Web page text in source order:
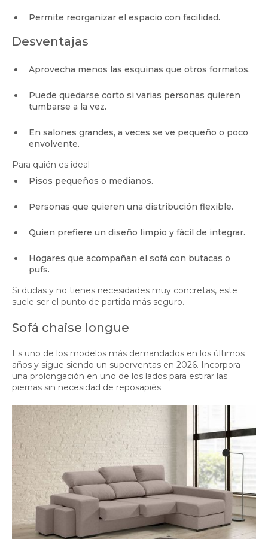
Permite reorganizar el espacio con facilidad.
Desventajas
Aprovecha menos las esquinas que otros formatos.
Puede quedarse corto si varias personas quieren
tumbarse a la vez.
En salones grandes, a veces se ve pequeño o poco
envolvente.
Para quién es ideal
Pisos pequeños o medianos.
Personas que quieren una distribución flexible.
Quien prefiere un diseño limpio y fácil de integrar.
Hogares que acompañan el sofá con butacas o
pufs.
Si dudas y no tienes necesidades muy concretas, este
suele ser el punto de partida más seguro.
Sofá chaise longue
Es uno de los modelos más demandados en los últimos
años y sigue siendo un superventas en 2026. Incorpora
una prolongación en uno de los lados para estirar las
piernas sin necesidad de reposapiés.